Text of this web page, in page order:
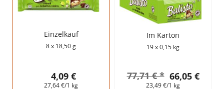
Einzelkauf
8 x 18,50 g
4,09 €
27,64 €/1 kg
Im Karton
19 x 0,15 kg
66,05 €
77,71 € *
23,49 €/1 kg